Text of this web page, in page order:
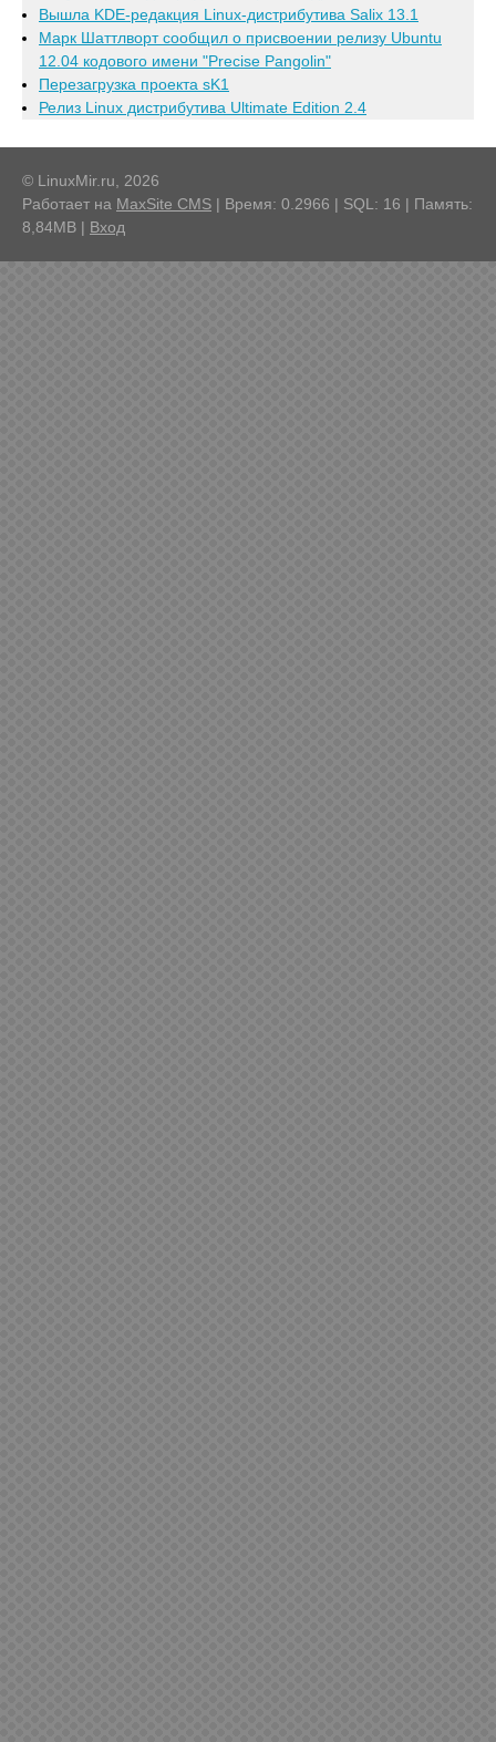
Вышла KDE-редакция Linux-дистрибутива Salix 13.1
Марк Шаттлворт сообщил о присвоении релизу Ubuntu
12.04 кодового имени "Precise Pangolin"
Перезагрузка проекта sK1
Релиз Linux дистрибутива Ultimate Edition 2.4
© LinuxMir.ru, 2026
Работает на MaxSite CMS | Время: 0.2966 | SQL: 16 | Память:
8,84MB | Вход